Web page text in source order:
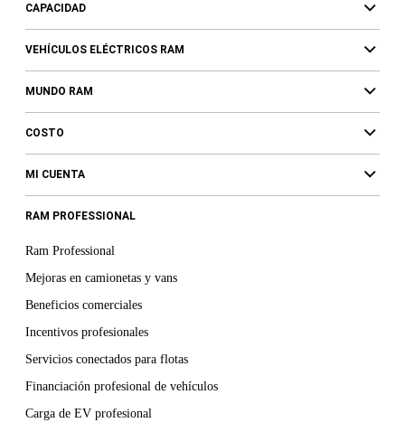
CAPACIDAD
VEHÍCULOS ELÉCTRICOS RAM
MUNDO RAM
COSTO
MI CUENTA
RAM PROFESSIONAL
Ram Professional
Mejoras en camionetas y vans
Beneficios comerciales
Incentivos profesionales
Servicios conectados para flotas
Financiación profesional de vehículos
Carga de EV profesional